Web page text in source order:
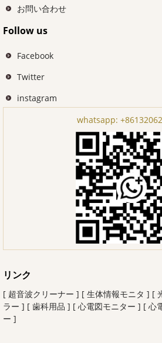
お問い合わせ
Follow us
Facebook
Twitter
instagram
whatsapp:
リンク
[ 超音波クリーナー ] [ 生体情報モニタ ] [
ラー ] [ 歯科用品 ] [ 心電図モニター ] [ 心
ー ]